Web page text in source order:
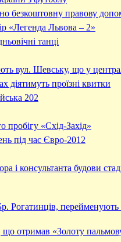
безкоштовну правову
«Легенда Львова – 2»
танці
вул. Шевську, що у
діятимуть проїзні квитки
202
пробігу «Схід-Захід»
під час Євро-2012
і консультанта будови
Рогатинців,
отримав «Золоту